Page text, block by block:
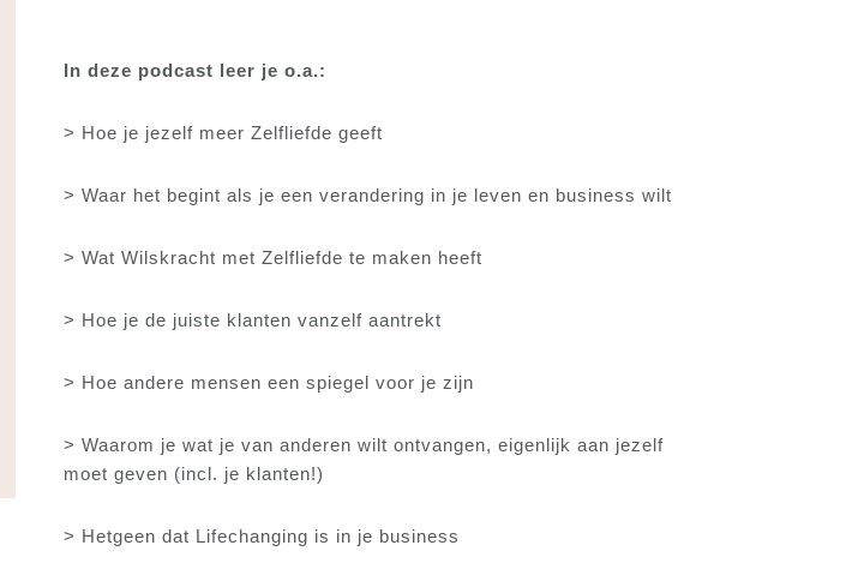
In deze podcast leer je o.a.:
> Hoe je jezelf meer Zelfliefde geeft
> Waar het begint als je een verandering in je leven en business wilt
> Wat Wilskracht met Zelfliefde te maken heeft
> Hoe je de juiste klanten vanzelf aantrekt
> Hoe andere mensen een spiegel voor je zijn
> Waarom je wat je van anderen wilt ontvangen, eigenlijk aan jezelf
moet geven (incl. je klanten!)
> Hetgeen dat Lifechanging is in je business